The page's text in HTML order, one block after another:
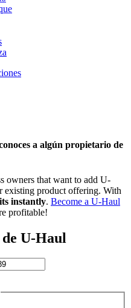
a algún propietario de
owners that want to add U-
existing product offering. With
instantly. Become a U-Haul
profitable!
U-Haul